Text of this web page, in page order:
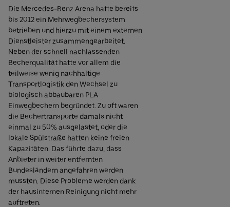
Die Mercedes-Benz Arena hatte bereits
bis 2012 ein Mehrwegbechersystem
betrieben und hierzu mit einem externen
Dienstleister zusammengearbeitet.
Neben der schnell nachlassenden
Becherqualität hatte vor allem die
teilweise wenig nachhaltige
Transportlogistik den Wechsel zu
biologisch abbaubaren PLA
Einwegbechern begründet. Zu oft waren
die Bechertransporte damals nicht
einmal zu 50% ausgelastet, oder die
lokale Spülstraße hatten keine freien
Kapazitäten. Das führte dazu, dass
Anbieter in weiter entfernten
Bundesländern angefahren werden
mussten. Diese Probleme werden dank
der hausinternen Reinigung nicht mehr
auftreten.